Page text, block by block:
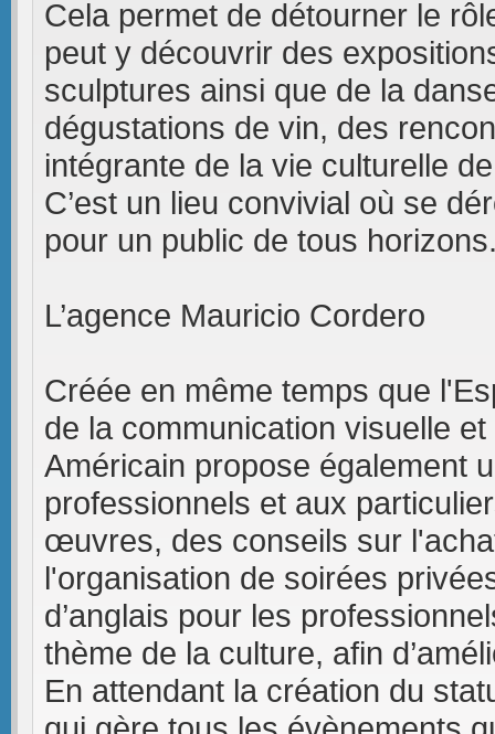
Cela permet de détourner le
peut y découvrir des
sculptures ainsi que de la
dégustations de vin, des
intégrante de la vie culturelle
C’est un lieu convivial où se
pour un public de tous
L’agence Mauricio Cordero
Créée en même temps que
de la communication visuelle
Américain propose également
professionnels et aux
œuvres, des conseils sur
l'organisation de soirées
d’anglais pour les
thème de la culture, afin
En attendant la création du